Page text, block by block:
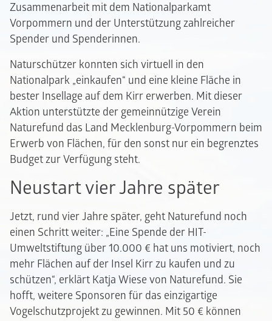
Zusammenarbeit mit dem Nationalparkamt
Vorpommern und der Unterstützung zahlreicher
Spender und Spenderinnen.
Naturschützer konnten sich virtuell in den
Nationalpark „einkaufen“ und eine kleine Fläche in
bester Insellage auf dem Kirr erwerben. Mit dieser
Aktion unterstützte der gemeinnützige Verein
Naturefund das Land Mecklenburg-Vorpommern beim
Erwerb von Flächen, für den sonst nur ein begrenztes
Budget zur Verfügung steht.
Neustart vier Jahre später
Jetzt, rund vier Jahre später, geht Naturefund noch
einen Schritt weiter: „Eine Spende der HIT-
Umweltstiftung über 10.000 € hat uns motiviert, noch
mehr Flächen auf der Insel Kirr zu kaufen und zu
schützen“, erklärt Katja Wiese von Naturefund. Sie
hofft, weitere Sponsoren für das einzigartige
Vogelschutzprojekt zu gewinnen. Mit 50 € können